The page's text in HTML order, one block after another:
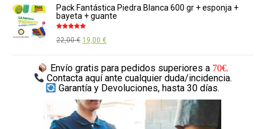
original
229,00 €.
actual
Pack Fantástica Piedra Blanca 600 gr + esponja +
bayeta + guante
con5.00de
22,00€ El
original
era:
22,00 €.
19,00 €El
actual
es:
19,00 €.
Envío gratis para pedidos superiores a 70€.
Contacta aquíante cualquier duda/incidencia.
Garantía y Devoluciones, hasta 30 días.